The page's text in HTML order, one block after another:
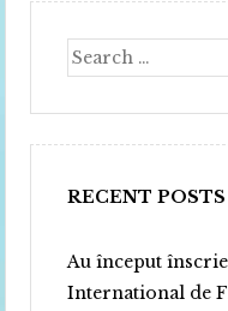
Search
RECENT POSTS
Au început
International de